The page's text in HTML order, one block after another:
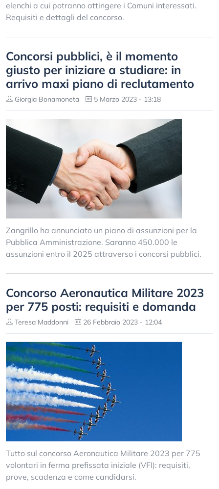
elenchi a cui potranno attingere i Comuni interessati.
Requisiti e dettagli del concorso.
Concorsi pubblici, è il momento
giusto per iniziare a studiare: in
arrivo maxi piano di reclutamento
Giorgia Bonamoneta 5 Marzo 2023 - 13:18
Zangrillo ha annunciato un piano di assunzioni per la
Pubblica Amministrazione. Saranno 450.000 le
assunzioni entro il 2025 attraverso i concorsi pubblici.
Concorso Aeronautica Militare 2023
per 775 posti: requisiti e domanda
Teresa Maddonni 26 Febbraio 2023 - 12:04
Tutto sul concorso Aeronautica Militare 2023 per 775
volontari in ferma prefissata iniziale (VFI): requisiti,
prove, scadenza e come candidarsi.